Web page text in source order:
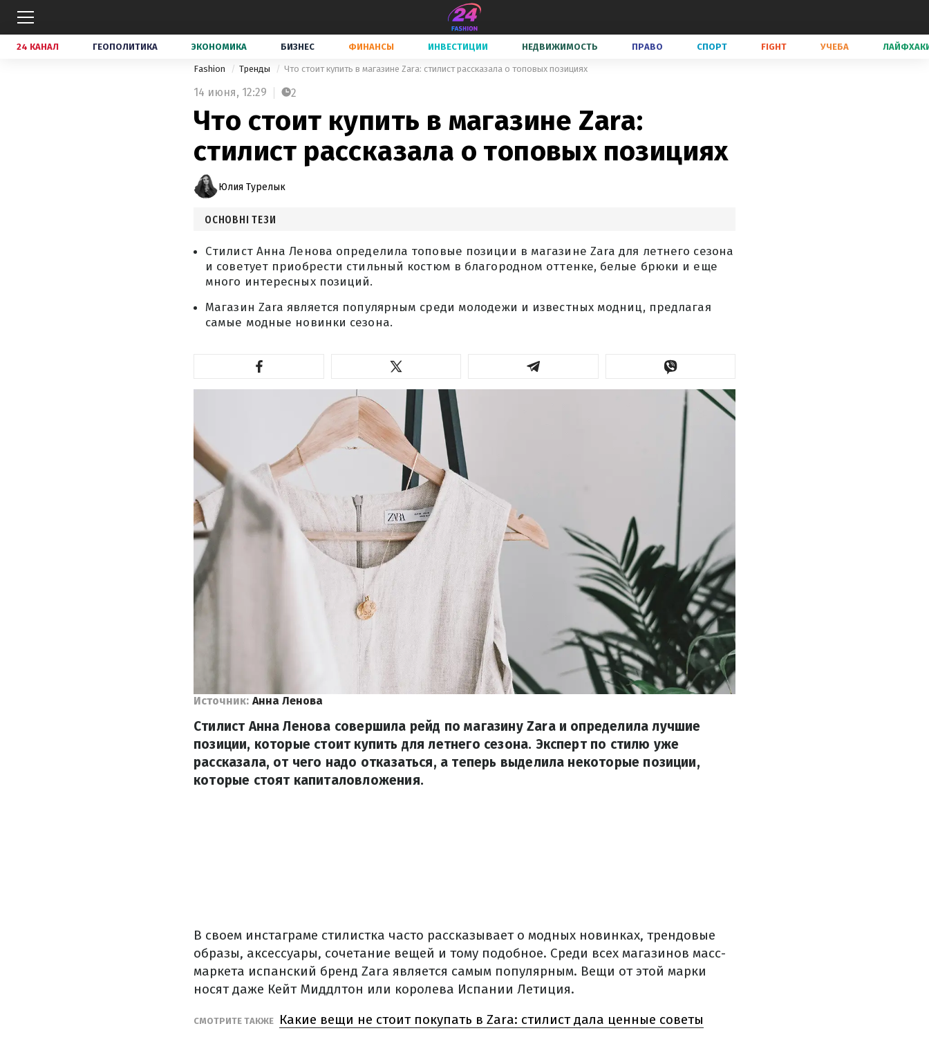
24 КАНАЛ ГЕОПОЛИТИКА ЭКОНОМИКА БИЗНЕС ФИНАНСЫ ИНВЕСТИЦИИ НЕДВИЖИМОСТЬ ПРАВО СПОРТ FIGHT УЧЕБА
Fashion Тренды Что стоит купить в магазине Zara: стилист рассказала о топовых позициях
14 июня, 12:29 2
Что стоит купить в магазине Zara:
стилист рассказала о топовых позициях
Юлия Турелык
ОСНОВНІ ТЕЗИ
Стилист Анна Ленова определила топовые позиции в магазине Zara для летнего сезона
и советует приобрести стильный костюм в благородном оттенке, белые брюки и еще
много интересных позиций.
Магазин Zara является популярным среди молодежи и известных модниц, предлагая
самые модные новинки сезона.
Источник: Анна Ленова
Стилист Анна Ленова совершила рейд по магазину Zara и определила лучшие
позиции, которые стоит купить для летнего сезона. Эксперт по стилю уже
рассказала, от чего надо отказаться, а теперь выделила некоторые позиции,
которые стоят капиталовложения.
В своем инстаграме стилистка часто рассказывает о модных новинках, трендовые
образы, аксессуары, сочетание вещей и тому подобное. Среди всех магазинов масс-
маркета испанский бренд Zara является самым популярным. Вещи от этой марки
носят даже Кейт Миддлтон или королева Испании Летиция.
СМОТРИТЕ ТАКЖЕ Какие вещи не стоит покупать в Zara: стилист дала ценные советы